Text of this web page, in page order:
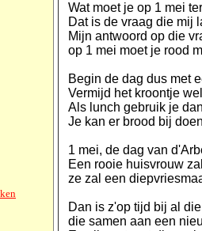
Wat moet je op 1 mei
Dat is de vraag die mij
Mijn antwoord op die
op 1 mei moet je rood
Begin de dag dus met
Vermijd het kroontje
Als lunch gebruik je
Je kan er brood bij
1 mei, de dag van
Een rooie huisvrouw
ze zal een
Dan is z'op tijd bij al
die samen aan een